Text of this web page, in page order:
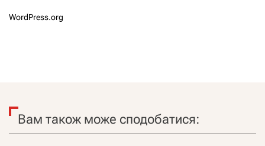
WordPress.org
Вам також може сподобатися: